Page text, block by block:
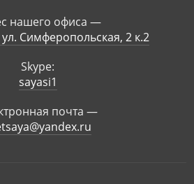
нашего офиса —
Симферопольская, 2 к.2
Skype:
sayasi1
почта —